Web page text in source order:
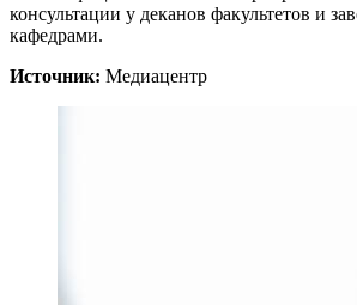
консультации у деканов факультетов и
кафедрами.
Источник: Медиацентр